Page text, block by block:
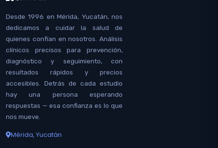
Desde 1996 en Mérida, Yucatán, nos
dedicamos a cuidar la salud de
quienes confían en nosotros. Análisis
clínicos precisos para prevención,
diagnóstico y seguimiento, con
resultados rápidos y precios
accesibles. Detrás de cada estudio
hay una persona esperando
respuestas — esa confianza es lo que
nos mueve.
Mérida, Yucatán